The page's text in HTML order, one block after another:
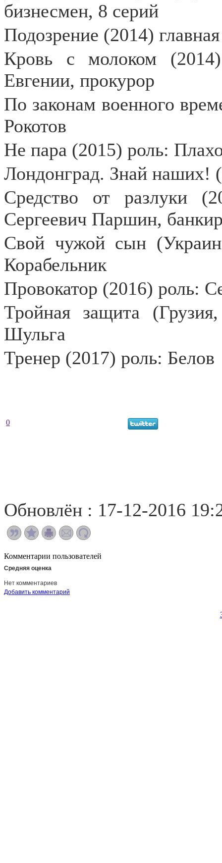
бизнесмен, 8 серий
Подозрение (2014)
Кровь с молоком
Евгении, прокурор
По законам военного
Рокотов
Не пара (2015) роль:
Лондонград. Знай наших!
Средство от разлуки
Сергеевич Паршин,
Свой чужой сын
Корабельник
Провокатор (2016) роль:
Тройная защита
Шульга
Тренер (2017) роль: Белов
0
Обновлён : 17-12-2016
Комментарии пользователей
Средняя оценка
Нет комментариев
Добавить комментарий